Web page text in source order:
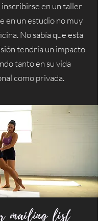
inscribirse en un taller
en un estudio no muy
No sabía que esta
tendría un impacto
tanto en su vida
como privada.
mailing list